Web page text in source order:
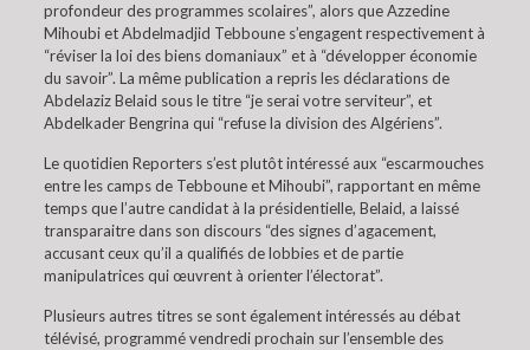
profondeur des programmes scolaires”, alors que Azzedine
Mihoubi et Abdelmadjid Tebboune s’engagent respectivement à
“réviser la loi des biens domaniaux” et à “développer économie
du savoir”. La même publication a repris les déclarations de
Abdelaziz Belaid sous le titre “je serai votre serviteur”, et
Abdelkader Bengrina qui “refuse la division des Algériens”.
Le quotidien Reporters s’est plutôt intéressé aux “escarmouches
entre les camps de Tebboune et Mihoubi”, rapportant en même
temps que l’autre candidat à la présidentielle, Belaid, a laissé
transparaitre dans son discours “des signes d’agacement,
accusant ceux qu’il a qualifiés de lobbies et de partie
manipulatrices qui œuvrent à orienter l’électorat”.
Plusieurs autres titres se sont également intéressés au débat
télévisé, programmé vendredi prochain sur l’ensemble des